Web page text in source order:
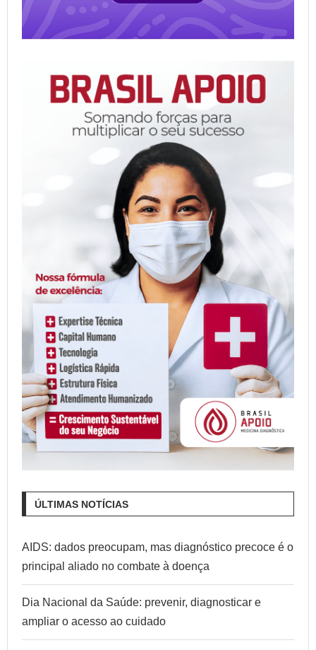
ÚLTIMAS NOTÍCIAS
AIDS: dados preocupam, mas diagnóstico precoce é o
principal aliado no combate à doença
Dia Nacional da Saúde: prevenir, diagnosticar e
ampliar o acesso ao cuidado